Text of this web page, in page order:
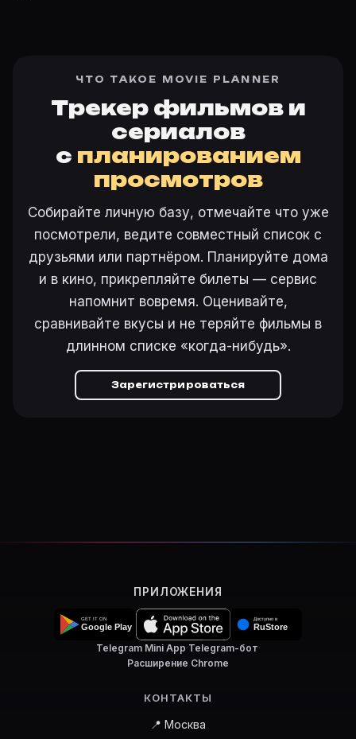
ЧТО ТАКОЕ MOVIE PLANNER
Трекер фильмов и
сериалов
с планированием
просмотров
Собирайте личную базу, отмечайте что уже
посмотрели, ведите совместный список с
друзьями или партнёром. Планируйте дома
и в кино, прикрепляйте билеты — сервис
напомнит вовремя. Оценивайте,
сравнивайте вкусы и не теряйте фильмы в
длинном списке «когда-нибудь».
Зарегистрироваться
ПРИЛОЖЕНИЯ
Telegram Mini App·Telegram-бот·
Расширение Chrome
КОНТАКТЫ
📍 Москва